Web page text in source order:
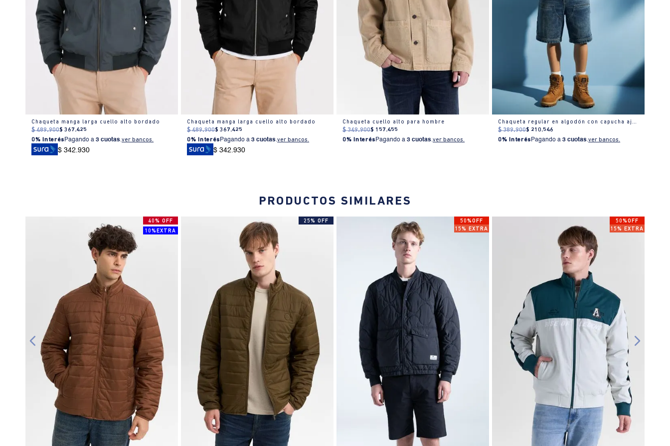
Chaqueta manga larga cuello alto bordado
$ 489.900$ 367.425
0% Interés Pagando a3 cuotas.ver bancos.
$ 342.930
Chaqueta manga larga cuello alto bordado
$ 489.900$ 367.425
0% Interés Pagando a3 cuotas.ver bancos.
$ 342.930
Chaqueta cuello alto para hombre
$ 349.900$ 157.455
0% Interés Pagando a3 cuotas.ver bancos.
Chaqueta regular en algodón con capucha ajustable
$ 389.900$ 210.546
0% Interés Pagando a3 cuotas.ver bancos.
PRODUCTOS SIMILARES
40% OFF
10%EXTRA
25% OFF
50%OFF
15% EXTRA
50%OFF
15% EXTRA